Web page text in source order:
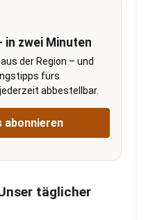
in zwei Minuten
der Region – und
fürs
abbestellbar.
täglicher